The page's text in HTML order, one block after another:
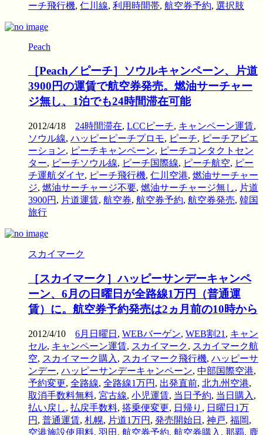
ーチ飛行機, 仁川線, 利用時間帯, 航空券予約, 選択肢
Peach
［Peach／ピーチ］ソウルキャンペーン、片道
3900円の運賃で航空券発売。燃油サーチャー
ジ無し、1泊でも24時間滞在可能
2012/4/18 24時間滞在, LCCピーチ, キャンペーン運賃,
ソウル線, ハッピーピーチプロモ, ピーチ, ピーチアビエ
ーション, ピーチキャンペーン, ピーチコンタクトセン
ター, ピーチソウル線, ピーチ国際線, ピーチ航空, ピー
チ運航ダイヤ, ピーチ飛行機, 仁川空港, 燃油サーチャー
ジ, 燃油サーチャージ不要, 燃油サーチャージ無し, 片道
3900円 , 片道運賃, 航空券, 航空券予約, 航空券発売, 韓国
旅行
スカイマーク
［スカイマーク］ハッピーサンデーキャンペ
ーン、6月の日曜日が全路線1万円（普通運
賃）に。航空券予約発売は2ヵ月前の10時から
2012/4/10 6月日曜日 , WEBバーゲン, WEB割21 , キャン
セル, キャンペーン運賃, スカイマーク, スカイマーク航
空, スカイマーク購入 , スカイマーク飛行機, ハッピーサ
ンデー, ハッピーサンデーキャンペーン, 中部国際空港,
予約変更, 全路線, 全路線1万円 , 出発直前, 北九州空港,
取消手数料無料, 宮古線, 小児運賃, 当日予約, 当日購入 ,
払い戻し, 払戻手数料, 搭乗便変更, 日帰り , 日曜日1万
円 , 普通運賃, 札幌, 片道1万円 , 発売開始日 , 神戸, 福岡,
空港施設使用料, 羽田 , 航空券予約, 航空券購入 , 那覇, 鹿